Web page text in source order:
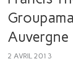
Auvergne
2 AVRIL 2013